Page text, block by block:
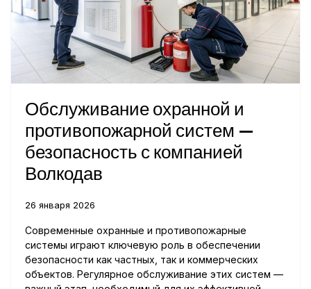
Обслуживание охранной и
противопожарной систем —
безопасность с компанией
Волкодав
26 января 2026
Современные охранные и противопожарные
системы играют ключевую роль в обеспечении
безопасности как частных, так и коммерческих
объектов. Регулярное обслуживание этих систем —